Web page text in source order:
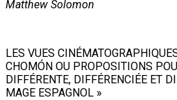
Matthew Solomon
LES VUES
CHOMÓN OU PROPOSITIONS
DIFFÉRENTE, DIFFÉRENCIÉE ET
MAGE ESPAGNOL »